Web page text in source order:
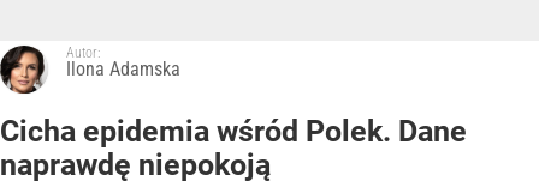
Autor:
Ilona Adamska
Cicha epidemia wśród Polek. Dane
naprawdę niepokoją